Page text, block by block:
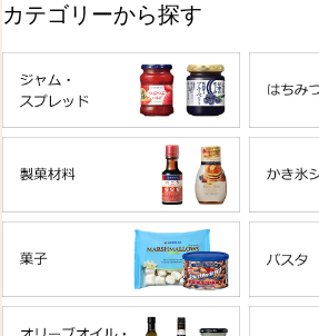
カテゴリーから探す